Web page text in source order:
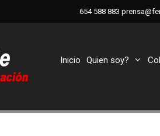
654 588 883
Inicio Quien soy?